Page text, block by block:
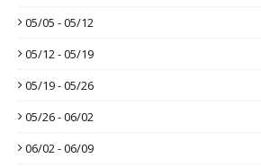
05/05 - 05/12
05/12 - 05/19
05/19 - 05/26
05/26 - 06/02
06/02 - 06/09